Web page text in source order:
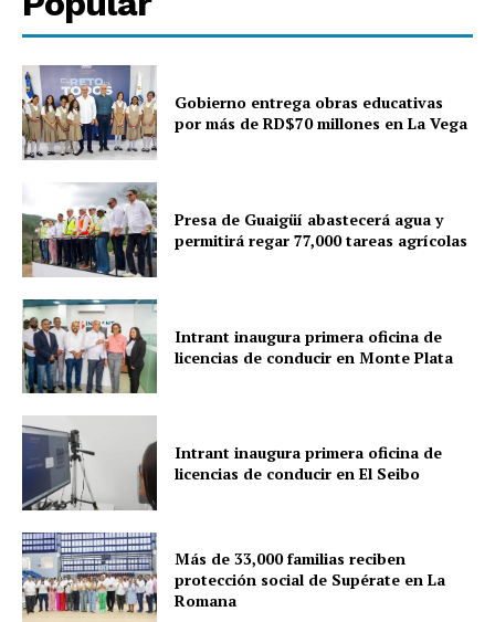
Gobierno entrega obras educativas
por más de RD$70 millones en La Vega
Presa de Guaigüí abastecerá agua y
permitirá regar 77,000 tareas agrícolas
Intrant inaugura primera oficina de
licencias de conducir en Monte Plata
Intrant inaugura primera oficina de
licencias de conducir en El Seibo
Más de 33,000 familias reciben
protección social de Supérate en La
Romana